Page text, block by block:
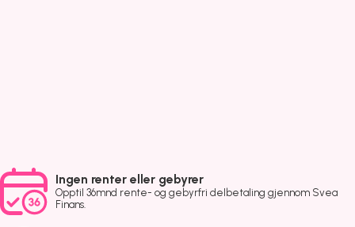
Ingen renter eller gebyrer
Opptil 36mnd rente- og gebyrfri delbetaling gjennom Svea
Finans.